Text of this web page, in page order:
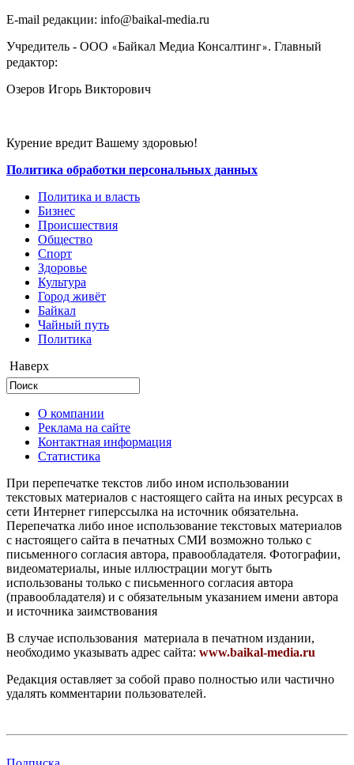
E-mail редакции: info@baikal-media.ru
Учредитель - ООО «Байкал Медиа Консалтинг». Главный
редактор:
Озеров Игорь Викторович
Курение вредит Вашему здоровью!
Политика обработки персональных данных
Политика и власть
Бизнес
Происшествия
Общество
Cпорт
Здоровье
Культура
Город живёт
Байкал
Чайный путь
Политика
Наверх
О компании
Реклама на сайте
Контактная информация
Статистика
При перепечатке текстов либо ином использовании
текстовых материалов с настоящего сайта на иных ресурсах в
сети Интернет гиперссылка на источник обязательна.
Перепечатка либо иное использование текстовых материалов
с настоящего сайта в печатных СМИ возможно только с
письменного согласия автора, правообладателя. Фотографии,
видеоматериалы, иные иллюстрации могут быть
использованы только с письменного согласия автора
(правообладателя) и с обязательным указанием имени автора
и источника заимствования
В случае использования материала в печатном издании,
необходимо указывать адрес сайта: www.baikal-media.ru
Редакция оставляет за собой право полностью или частично
удалять комментарии пользователей.